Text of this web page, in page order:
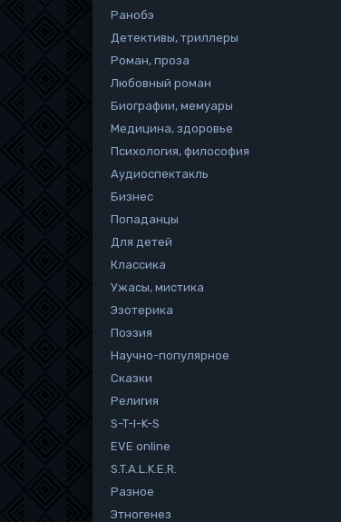
Ранобэ
Детективы, триллеры
Роман, проза
Любовный роман
Биографии, мемуары
Медицина, здоровье
Психология, философия
Аудиоспектакль
Бизнес
Попаданцы
Для детей
Классика
Ужасы, мистика
Эзотерика
Поэзия
Научно-популярное
Сказки
Религия
S-T-I-K-S
EVE online
S.T.A.L.K.E.R.
Разное
Этногенез